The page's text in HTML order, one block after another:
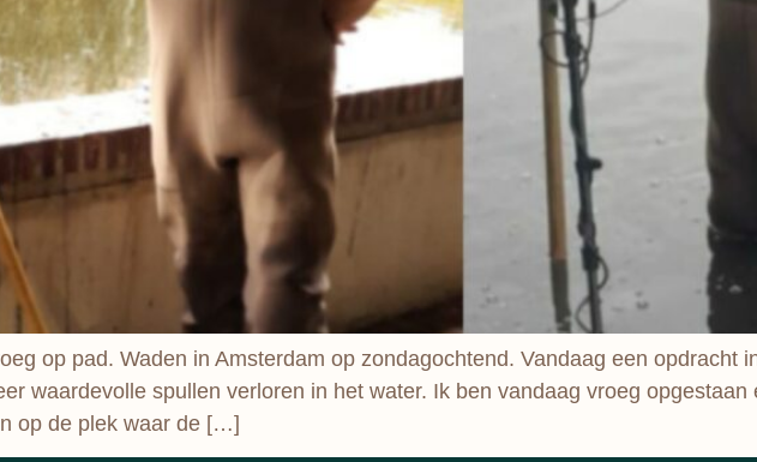
op pad. Waden in Amsterdam op zondagochtend. Vandaag een opdracht
waardevolle spullen verloren in het water. Ik ben vandaag vroeg
op de plek waar de […]